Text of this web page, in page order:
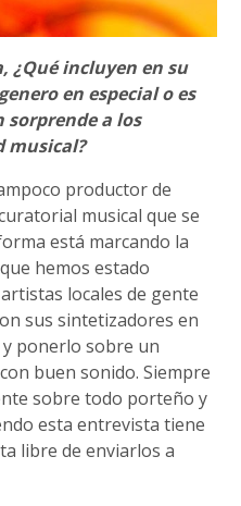
¿Qué incluyen en su
en especial o es
sorprende a los
musical?
productor de
musical que se
está marcando la
hemos estado
locales de gente
sus sintetizadores en
ponerlo sobre un
buen sonido. Siempre
sobre todo porteño y
esta entrevista tiene
libre de enviarlos a